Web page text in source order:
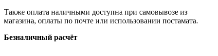
Также оплата наличными доступна при самовывозе из
магазина, оплаты по почте или использовании постамата.
Безналичный расчёт